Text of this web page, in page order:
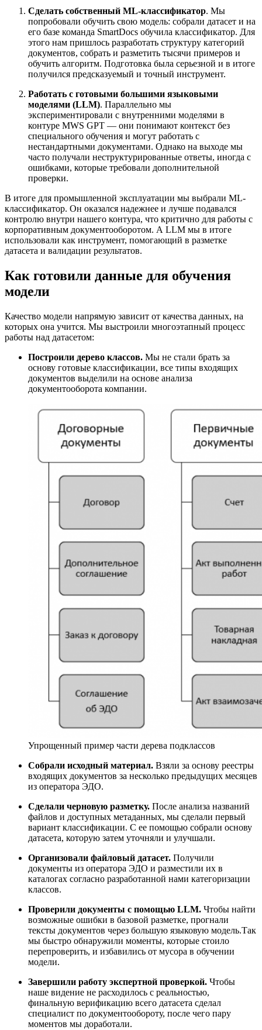
Сделать собственный ML-классификатор. Мы
попробовали обучить свою модель: собрали датасет и на
его базе команда SmartDocs обучила классификатор. Для
этого нам пришлось разработать структуру категорий
документов, собрать и разметить тысячи примеров и
обучить алгоритм. Подготовка была серьезной и в итоге
получился предсказуемый и точный инструмент.
Работать с готовыми большими языковыми
моделями (LLM). Параллельно мы
экспериментировали с внутренними моделями в
контуре MWS GPT — они понимают контекст без
специального обучения и могут работать с
нестандартными документами. Однако на выходе мы
часто получали неструктурированные ответы, иногда с
ошибками, которые требовали дополнительной
проверки.
В итоге для промышленной эксплуатации мы выбрали ML-
классификатор. Он оказался надежнее и лучше подавался
контролю внутри нашего контура, что критично для работы с
корпоративным документооборотом. А LLM мы в итоге
использовали как инструмент, помогающий в разметке
датасета и валидации результатов.
Как готовили данные для обучения
модели
Качество модели напрямую зависит от качества данных, на
которых она учится. Мы выстроили многоэтапный процесс
работы над датасетом:
Построили дерево классов. Мы не стали брать за
основу готовые классификации, все типы входящих
документов выделили на основе анализа
документооборота компании.
Упрощенный пример части дерева подклассов
Собрали исходный материал. Взяли за основу реестры
входящих документов за несколько предыдущих месяцев
из оператора ЭДО.
Сделали черновую разметку. После анализа названий
файлов и доступных метаданных, мы сделали первый
вариант классификации. С ее помощью собрали основу
датасета, которую затем уточняли и улучшали.
Организовали файловый датасет. Получили
документы из оператора ЭДО и разместили их в
каталогах согласно разработанной нами категоризации
классов.
Проверили документы с помощью LLM. Чтобы найти
возможные ошибки в базовой разметке, прогнали
тексты документов через большую языковую модель.Так
мы быстро обнаружили моменты, которые стоило
перепроверить, и избавились от мусора в обучении
модели.
Завершили работу экспертной проверкой. Чтобы
наше видение не расходилось с реальностью,
финальную верификацию всего датасета сделал
специалист по документообороту, после чего пару
моментов мы доработали.